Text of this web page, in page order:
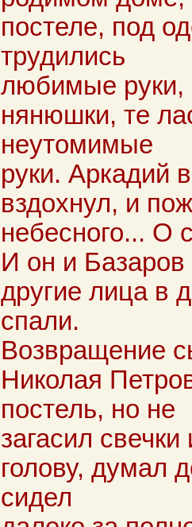
постеле, под
трудились
любимые руки,
нянюшки, те
неутомимые
руки. Аркадий
вздохнул, и
небесного... О
И он и Базаров
другие лица в
спали.
Возвращение
Николая
постель, но не
загасил
голову, думал
сидел